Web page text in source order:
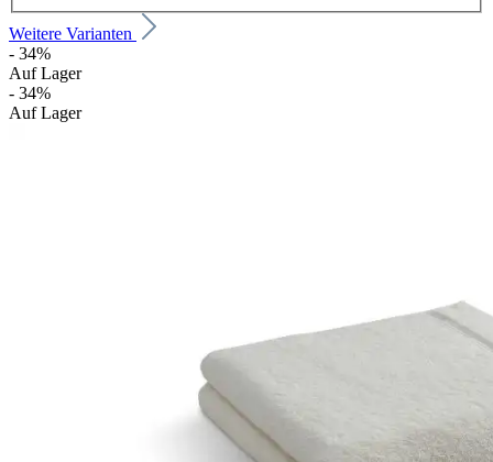
Weitere Varianten
- 34%
Auf Lager
- 34%
Auf Lager